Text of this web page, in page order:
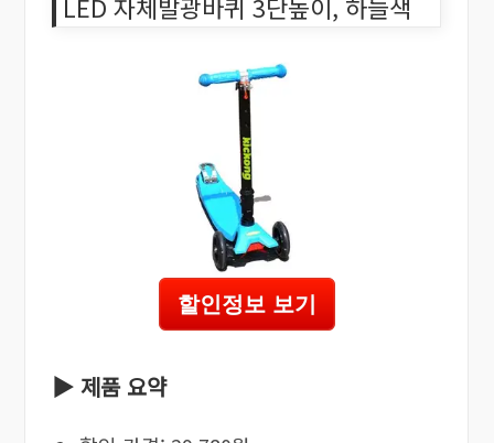
할인정보 보기
▶ 제품 요약